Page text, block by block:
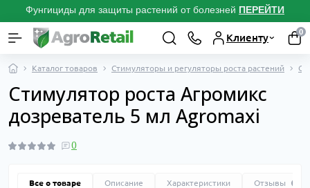
Фунгициды для защиты растений от болезней ПЕРЕЙТИ
Клиенту
0
Каталог товаров Стимуляторы и регуляторы роста растений
Стимулятор роста Агромикс
дозреватель 5 мл Agromaxi
0
Все о товаре Описание Характеристики Отзывы